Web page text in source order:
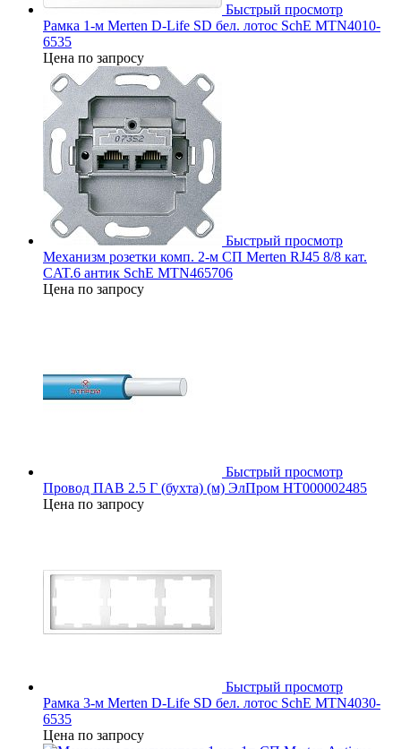
Быстрый просмотр
Рамка 1-м Merten D-Life SD бел. лотос SchE MTN4010-
6535
Цена по запросу
Быстрый просмотр
Механизм розетки комп. 2-м СП Merten RJ45 8/8 кат.
CAT.6 антик SchE MTN465706
Цена по запросу
Быстрый просмотр
Провод ПАВ 2.5 Г (бухта) (м) ЭлПром НТ000002485
Цена по запросу
Быстрый просмотр
Рамка 3-м Merten D-Life SD бел. лотос SchE MTN4030-
6535
Цена по запросу